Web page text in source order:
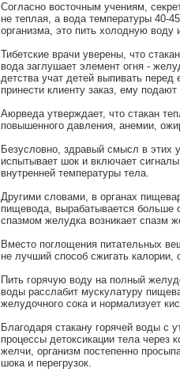
Согласно восточным учениям,
не теплая, а вода температуры 40-
организма, это пить холодную воду
Тибетские врачи уверены, что
вода заглушает элемент огня -
детства учат детей выпивать
принести клиенту заказ, ему
Аюрведа утверждает, что стакан
повышенного давления, анемии,
Безусловно, здравый смысл в этих
испытывает шок и включает
внутренней температуры тела.
Другими словами, в органах
пищевода, вырабатывается больше
спазмом желудка возникает спазм
Вместо поглощения питательных
не лучший способ сжигать калории,
Пить горячую воду на полный
воды расслабит мускулатуру
желудочного сока и нормализует
Благодаря стакану горячей воды с
процессы детоксикации тела
желчи, организм постепенно
шока и перегрузок.